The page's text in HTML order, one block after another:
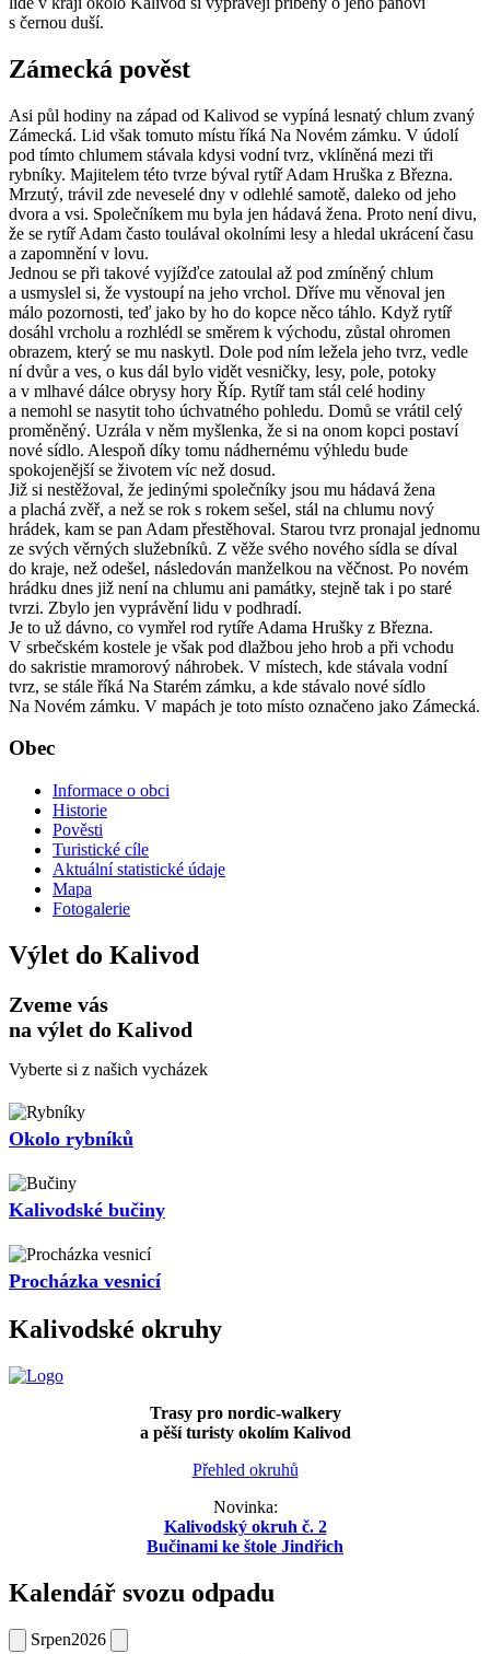
s černou duší.
Zámecká pověst
Asi půl hodiny na západ od Kalivod se vypíná lesnatý chlum zvaný
Zámecká. Lid však tomuto místu říká Na Novém zámku. V údolí
pod tímto chlumem stávala kdysi vodní tvrz, vklíněná mezi tři
rybníky. Majitelem této tvrze býval rytíř Adam Hruška z Března.
Mrzutý, trávil zde neveselé dny v odlehlé samotě, daleko od jeho
dvora a vsi. Společníkem mu byla jen hádavá žena. Proto není divu,
že se rytíř Adam často toulával okolními lesy a hledal ukrácení času
a zapomnění v lovu.
Jednou se při takové vyjížďce zatoulal až pod zmíněný chlum
a usmyslel si, že vystoupí na jeho vrchol. Dříve mu věnoval jen
málo pozornosti, teď jako by ho do kopce něco táhlo. Když rytíř
dosáhl vrcholu a rozhlédl se směrem k východu, zůstal ohromen
obrazem, který se mu naskytl. Dole pod ním ležela jeho tvrz, vedle
ní dvůr a ves, o kus dál bylo vidět vesničky, lesy, pole, potoky
a v mlhavé dálce obrysy hory Říp. Rytíř tam stál celé hodiny
a nemohl se nasytit toho úchvatného pohledu. Domů se vrátil celý
proměněný. Uzrála v něm myšlenka, že si na onom kopci postaví
nové sídlo. Alespoň díky tomu nádhernému výhledu bude
spokojenější se životem víc než dosud.
Již si nestěžoval, že jedinými společníky jsou mu hádavá žena
a plachá zvěř, a než se rok s rokem sešel, stál na chlumu nový
hrádek, kam se pan Adam přestěhoval. Starou tvrz pronajal jednomu
ze svých věrných služebníků. Z věže svého nového sídla se díval
do kraje, než odešel, následován manželkou na věčnost. Po novém
hrádku dnes již není na chlumu ani památky, stejně tak i po staré
tvrzi. Zbylo jen vyprávění lidu v podhradí.
Je to už dávno, co vymřel rod rytíře Adama Hrušky z Března.
V srbečském kostele je však pod dlažbou jeho hrob a při vchodu
do sakristie mramorový náhrobek. V místech, kde stávala vodní
tvrz, se stále říká Na Starém zámku, a kde stávalo nové sídlo
Na Novém zámku. V mapách je toto místo označeno jako Zámecká.
Obec
Informace o obci
Historie
Pověsti
Turistické cíle
Aktuální statistické údaje
Mapa
Fotogalerie
Výlet do Kalivod
Zveme vás
na výlet do Kalivod
Vyberte si z našich vycházek
Okolo rybníků
Kalivodské bučiny
Procházka vesnicí
Kalivodské okruhy
Trasy pro nordic-walkery
a pěší turisty okolím Kalivod
Přehled okruhů
Novinka:
Kalivodský okruh č. 2
Bučinami ke štole Jindřich
Kalendář svozu odpadu
Srpen2026